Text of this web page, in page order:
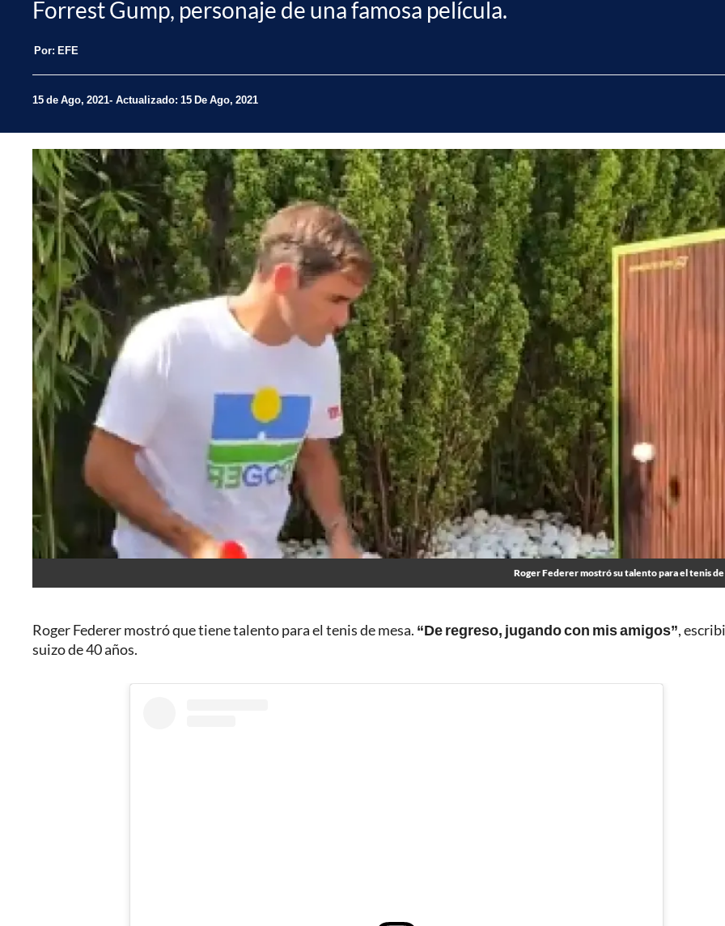
Forrest Gump, personaje de una famosa película.
Por: EFE
15 de Ago, 2021 Actualizado: 15 De Ago, 2021
Roger Federer mostró su talento para el tenis de
Roger Federer mostró que tiene talento para el tenis de mesa. “De regreso, jugando con mis amigos”,
suizo de 40 años.